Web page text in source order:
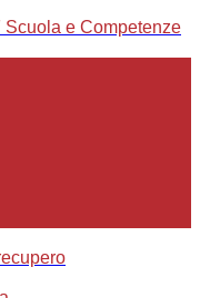
Scuola e Competenze